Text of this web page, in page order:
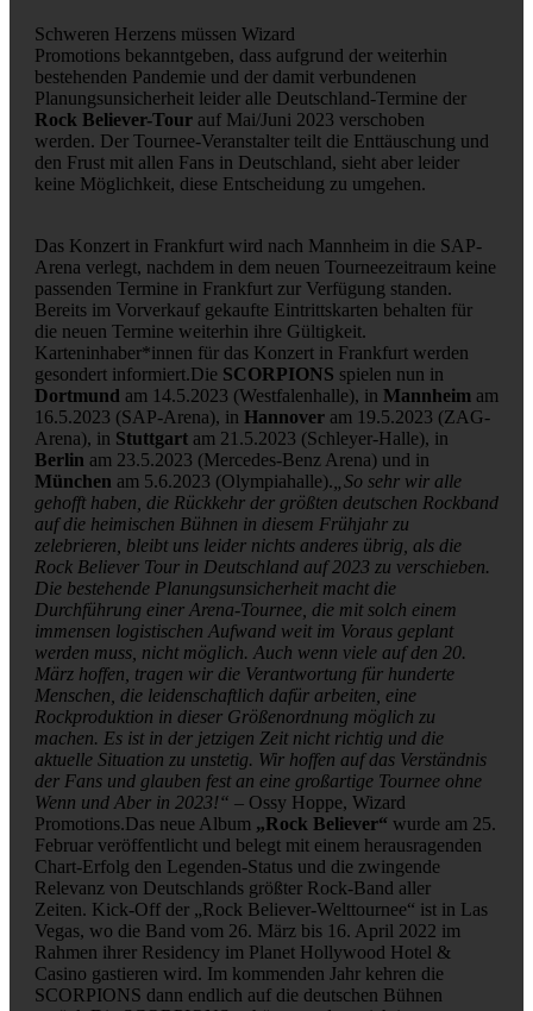
Schweren Herzens müssen Wizard
Promotions bekanntgeben, dass aufgrund der weiterhin
bestehenden Pandemie und der damit verbundenen
Planungsunsicherheit leider alle Deutschland-Termine der
Rock Believer-Tour auf Mai/Juni 2023 verschoben
werden. Der Tournee-Veranstalter teilt die Enttäuschung und
den Frust mit allen Fans in Deutschland, sieht aber leider
keine Möglichkeit, diese Entscheidung zu umgehen.
Das Konzert in Frankfurt wird nach Mannheim in die SAP-
Arena verlegt, nachdem in dem neuen Tourneezeitraum keine
passenden Termine in Frankfurt zur Verfügung standen.
Bereits im Vorverkauf gekaufte Eintrittskarten behalten für
die neuen Termine weiterhin ihre Gültigkeit.
Karteninhaber*innen für das Konzert in Frankfurt werden
gesondert informiert.Die SCORPIONS spielen nun in
Dortmund am 14.5.2023 (Westfalenhalle), in Mannheim am
16.5.2023 (SAP-Arena), in Hannover am 19.5.2023 (ZAG-
Arena), in Stuttgart am 21.5.2023 (Schleyer-Halle), in
Berlin am 23.5.2023 (Mercedes-Benz Arena) und in
München am 5.6.2023 (Olympiahalle). „So sehr wir alle
gehofft haben, die Rückkehr der größten deutschen Rockband
auf die heimischen Bühnen in diesem Frühjahr zu
zelebrieren, bleibt uns leider nichts anderes übrig, als die
Rock Believer Tour in Deutschland auf 2023 zu verschieben.
Die bestehende Planungsunsicherheit macht die
Durchführung einer Arena-Tournee, die mit solch einem
immensen logistischen Aufwand weit im Voraus geplant
werden muss, nicht möglich. Auch wenn viele auf den 20.
März hoffen, tragen wir die Verantwortung für hunderte
Menschen, die leidenschaftlich dafür arbeiten, eine
Rockproduktion in dieser Größenordnung möglich zu
machen. Es ist in der jetzigen Zeit nicht richtig und die
aktuelle Situation zu unstetig. Wir hoffen auf das Verständnis
der Fans und glauben fest an eine großartige Tournee ohne
Wenn und Aber in 2023!“ – Ossy Hoppe, Wizard
Promotions.Das neue Album „Rock Believer“ wurde am 25.
Februar veröffentlicht und belegt mit einem herausragenden
Chart-Erfolg den Legenden-Status und die zwingende
Relevanz von Deutschlands größter Rock-Band aller
Zeiten. Kick-Off der „Rock Believer-Welttournee“ ist in Las
Vegas, wo die Band vom 26. März bis 16. April 2022 im
Rahmen ihrer Residency im Planet Hollywood Hotel &
Casino gastieren wird. Im kommenden Jahr kehren die
SCORPIONS dann endlich auf die deutschen Bühnen